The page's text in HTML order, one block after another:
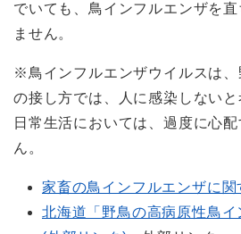
でいても、鳥インフルエンザを
ません。
※鳥インフルエンザウイルスは、
の接し方では、人に感染しないと
日常生活においては、過度に心
ん。
家畜の鳥インフルエンザに
北海道「野鳥の高病原性鳥イ